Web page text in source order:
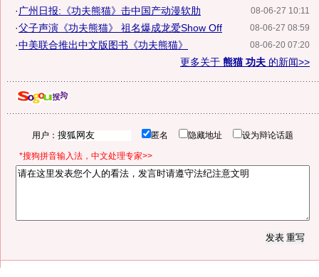
08-06-27 10:11
· 广州日报:《功夫熊猫》击中国产动漫软肋
08-06-27 08:59
·父子声演《功夫熊猫》 祖名爆成龙爱Show Off
08-06-20 07:20
·中美联合推出中文版图书《功夫熊猫》
更多关于 熊猫 功夫 的新闻>>
用户： 匿名 隐藏地址 设为辩论话题
*搜狗拼音输入法，中文处理专家>>